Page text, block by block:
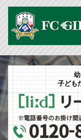
子ども